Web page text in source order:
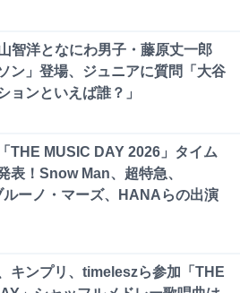
智洋となにわ男子・藤原丈一郎
ン」登場、ジュニアに質問「大谷
ョンといえば誰？」
THE MUSIC DAY 2026」タイム
表！Snow Man、超特急、
ルーノ・マーズ、HANAらの出演
キンプリ、timeleszら参加「THE